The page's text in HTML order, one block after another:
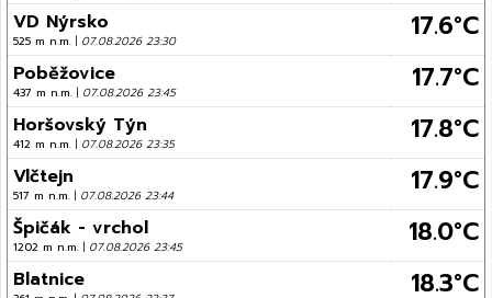
VD Nýrsko
525 m n.m. | 07.08.2026 23:30 17.6°C
Poběžovice
437 m n.m. | 07.08.2026 23:45 17.7°C
Horšovský Týn
412 m n.m. | 07.08.2026 23:35 17.8°C
Vlčtejn
517 m n.m. | 07.08.2026 23:44 17.9°C
Špičák - vrchol
1202 m n.m. | 07.08.2026 23:45 18.0°C
Blatnice 18.3°C